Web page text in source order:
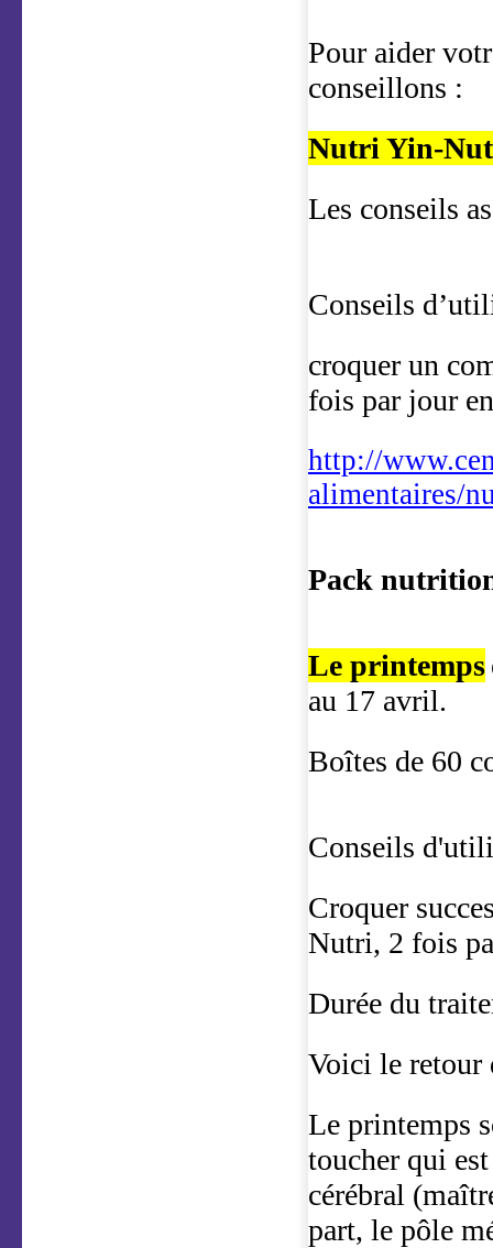
Pour aider
conseillons :
Nutri Yin-
Les conseils
Conseils
croquer un
fois par jour
http://
alimentaires/
Pack
Le printemps
au 17 avril.
Boîtes de 60
Conseils
Croquer
Nutri, 2 fois
Durée du
Voici le retour
Le printemps
toucher qui
cérébral
part, le pôle